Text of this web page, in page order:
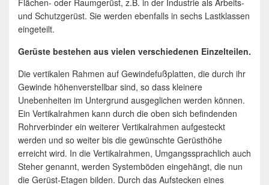
Flächen- oder Raumgerüst, z.B. in der Industrie als Arbeits-
und Schutzgerüst. Sie werden ebenfalls in sechs Lastklassen
eingeteilt.
Gerüste bestehen aus vielen verschiedenen Einzelteilen.
Die vertikalen Rahmen auf Gewindefußplatten, die durch ihr
Gewinde höhenverstellbar sind, so dass kleinere
Unebenheiten im Untergrund ausgeglichen werden können.
Ein Vertikalrahmen kann durch die oben sich befindenden
Rohrverbinder ein weiterer Vertikalrahmen aufgesteckt
werden und so weiter bis die gewünschte Gerüsthöhe
erreicht wird. In die Vertikalrahmen, Umgangssprachlich auch
Steher genannt, werden Systemböden eingehängt, die nun
die Gerüst-Etagen bilden. Durch das Aufstecken eines